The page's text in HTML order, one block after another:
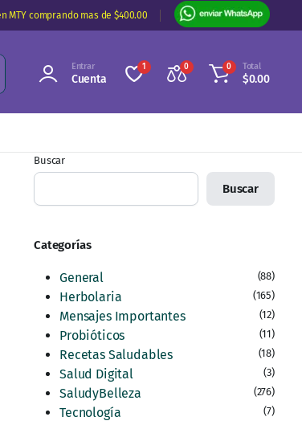
MTY comprando mas de $400.00
Entrar
Cuenta
1 0 0 Total
$0.00
Buscar
Buscar
Categorías
General (88)
Herbolaria (165)
Mensajes Importantes (12)
Probióticos (11)
Recetas Saludables (18)
Salud Digital (3)
SaludyBelleza (276)
Tecnología (7)